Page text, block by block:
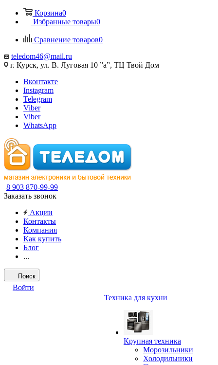
Корзина0
Избранные товары0
Сравнение товаров0
teledom46@mail.ru
г. Курск, ул. В. Луговая 10 ”а”, ТЦ Твой Дом
Вконтакте
Instagram
Telegram
Viber
Viber
WhatsApp
8 903 870-99-99
Заказать звонок
Акции
Контакты
Компания
Как купить
Блог
...
Поиск
Войти
Техника для кухни
Крупная техника
Морозильники
Холодильники